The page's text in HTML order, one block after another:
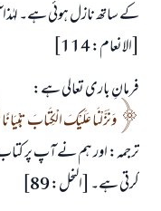
کے ساتھ نازل ہوئی ہے۔
[الانعام: 114]
فرمانِ باری تعالی ہے:
وَنَزَّلْنَا عَلَيْكَ الْكِتَابَ
ترجمہ: اور ہم نے آپ پر
کرتی ہے۔ [النحل: 89]